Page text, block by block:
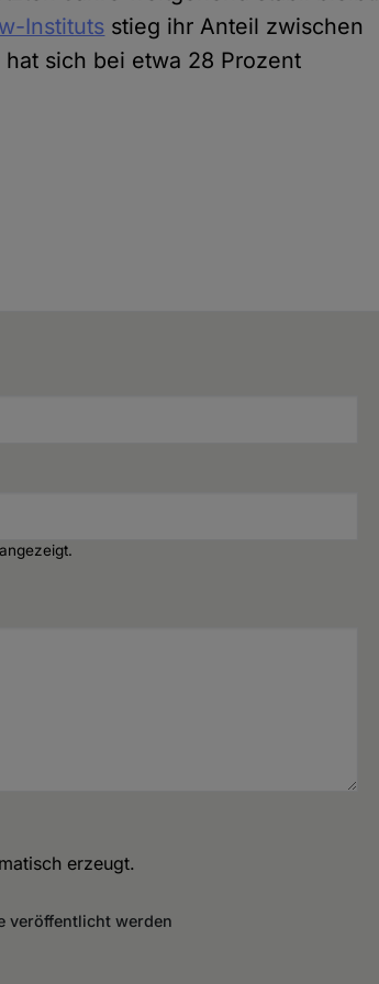
Instituts stieg ihr Anteil zwischen
sich bei etwa 28 Prozent
erzeugt.
veröffentlicht werden